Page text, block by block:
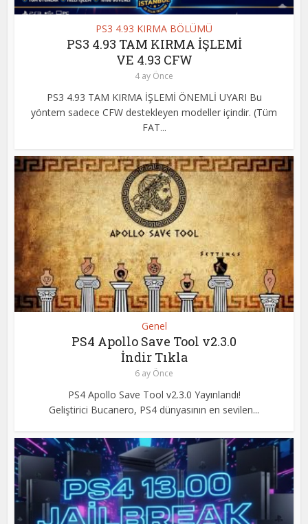
PS3 4.93 KIRMA BÖLÜMÜ
PS3 4.93 TAM KIRMA İŞLEMİ
VE 4.93 CFW
4 ay Önce
PS3 4.93 TAM KIRMA İŞLEMİ ÖNEMLİ UYARI Bu
yöntem sadece CFW destekleyen modeller içindir. (Tüm
FAT...
Genel
PS4 Apollo Save Tool v2.3.0
İndir Tıkla
6 ay Önce
PS4 Apollo Save Tool v2.3.0 Yayınlandı!
Geliştirici Bucanero, PS4 dünyasının en sevilen...